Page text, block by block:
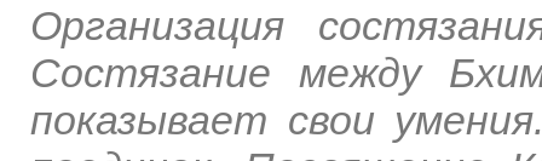
Организация
Состязание между
показывает свои